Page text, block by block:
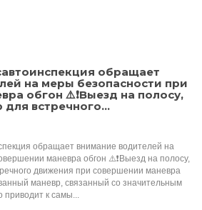
обращает
на меры безопасности при
обгон ⚠️❗Выезд на полосу,
встречного...
обращает внимание водителей на
маневра обгон ⚠️❗Выезд на полосу,
движения при совершении маневра
маневр, связанный со значительным
приводит к самы...